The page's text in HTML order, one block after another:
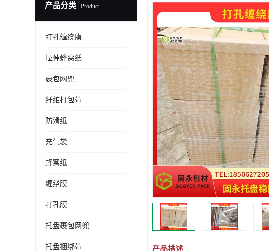
产品分类 Product
打孔缠绕膜
拉伸蜂窝纸
裹包网兜
纤维打包带
防滑纸
充气袋
蜂窝纸
缠绕膜
打孔膜
托盘裹包网兜
托盘捆绑带 产品描述